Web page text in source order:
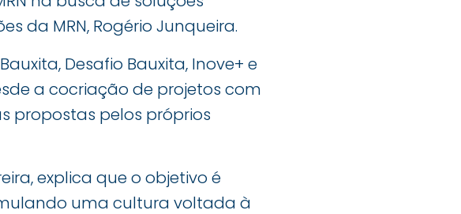
da MRN, Rogério Junqueira.
Desafio Bauxita, Inove+ e
a cocriação de projetos com
propostas pelos próprios
explica que o objetivo é
uma cultura voltada à